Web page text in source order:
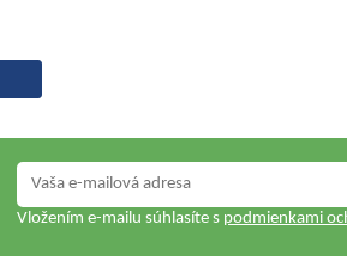
Vložením e-mailu súhlasíte s podmienkami